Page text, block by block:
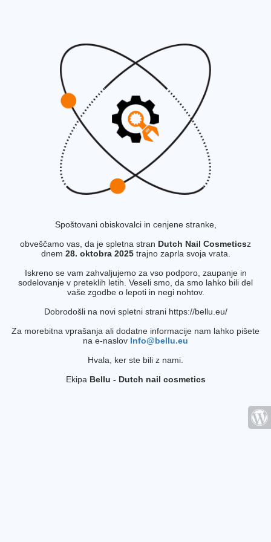
Spoštovani obiskovalci in cenjene stranke,
obveščamo vas, da je spletna stran Dutch Nail Cosmeticsz
dnem 28. oktobra 2025trajno zaprla svoja vrata.
Iskreno se vam zahvaljujemo za vso podporo, zaupanje in
sodelovanje v preteklih letih. Veseli smo, da smo lahko bili del
vaše zgodbe o lepoti in negi nohtov.
Dobrodošli na novi spletni strani https://bellu.eu/
Za morebitna vprašanja ali dodatne informacije nam lahko pišete
na e-naslov Info@bellu.eu
Hvala, ker ste bili z nami.
Ekipa Bellu - Dutch nail cosmetics